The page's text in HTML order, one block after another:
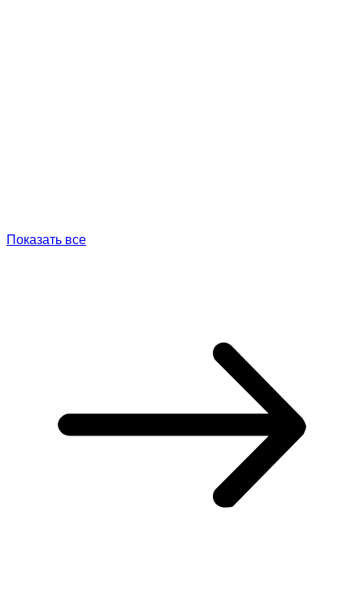
Показать все